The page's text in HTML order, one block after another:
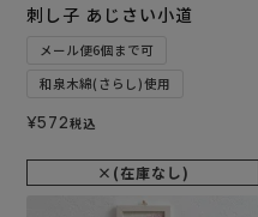
刺し子 あじさい小道
メール便6個まで可
和泉木綿(さらし)使用
¥572税込
×(在庫なし)